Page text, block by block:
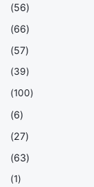
(56)
(66)
(57)
(39)
(100)
(6)
(27)
(63)
(1)